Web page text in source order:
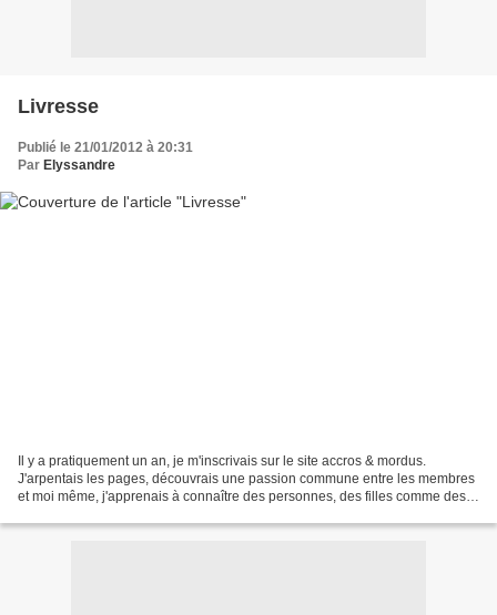
Livresse
Publié le 21/01/2012 à 20:31
Par Elyssandre
Il y a pratiquement un an, je m'inscrivais sur le site accros & mordus.
J'arpentais les pages, découvrais une passion commune entre les membres
et moi même, j'apprenais à connaître des personnes, des filles comme des